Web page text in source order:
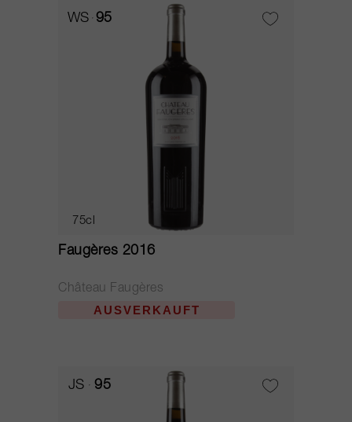
WS 95
75cl
Faugères 2016
Château Faugères
AUSVERKAUFT
JS 95